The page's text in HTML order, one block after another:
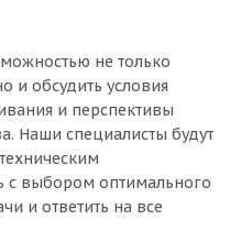
не только
и обсудить условия
и перспективы
Наши специалисты будут
с выбором оптимального
и ответить на все